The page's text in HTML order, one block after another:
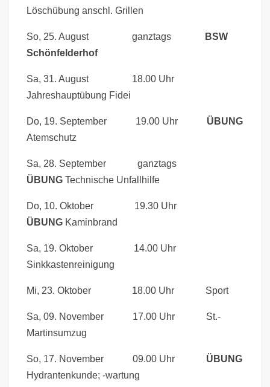
Löschübung anschl. Grillen
So, 25. August ganztags
BSW
Schönfelderhof
Sa, 31. August 18.00 Uhr
Jahreshauptübung Fidei
Do, 19. September 19.00 Uhr ÜBUNG
Atemschutz
Sa, 28. September ganztags
ÜBUNGTechnische Unfallhilfe
Do, 10. Oktober 19.30 Uhr
ÜBUNG Kaminbrand
Sa, 19. Oktober 14.00 Uhr
Sinkkastenreinigung
Mi, 23. Oktober 18.00 Uhr Sport
Sa, 09. November 17.00 Uhr St.-
Martinsumzug
So, 17. November 09.00 Uhr ÜBUNG
Hydrantenkunde; -wartung